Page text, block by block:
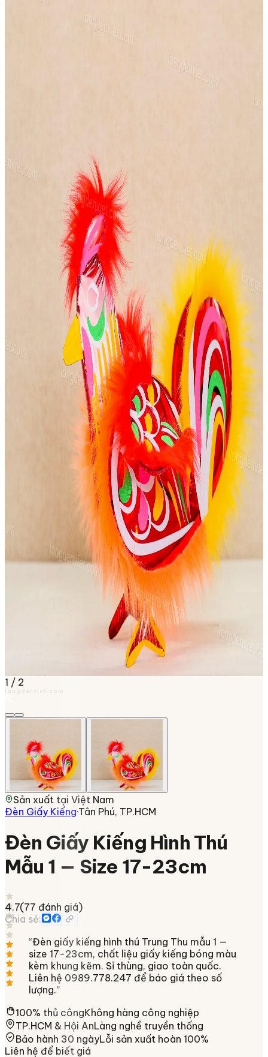
1 / 2
longdenviet.com
Sản xuất tại Việt Nam
Đèn Giấy Kiếng·Tân Phú, TP.HCM
Đèn Giấy Kiếng Hình Thú
Mẫu 1 — Size 17-23cm
4.7(77 đánh giá)
Chia sẻ:
“Đèn giấy kiếng hình thú Trung Thu mẫu 1 —
size 17-23cm, chất liệu giấy kiếng bóng màu
kèm khung kẽm. Sỉ thùng, giao toàn quốc.
Liên hệ 0989.778.247 để báo giá theo số
lượng.”
100% thủ côngKhông hàng công nghiệp
TP.HCM & Hội AnLàng nghề truyền thống
Bảo hành 30 ngàyLỗi sản xuất hoàn 100%
Liên hệ để biết giá